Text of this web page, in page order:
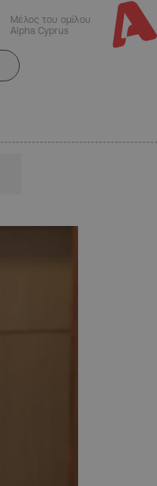
Μέλος του ομίλου
Alpha Cyprus